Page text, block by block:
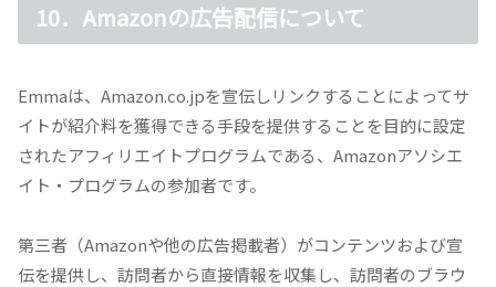
10．Amazonの広告配信について
Emmaは、Amazon.co.jpを宣伝しリンクすることによってサ
イトが紹介料を獲得できる手段を提供することを目的に設定
されたアフィリエイトプログラムである、Amazonアソシエ
イト・プログラムの参加者です。
第三者（Amazonや他の広告掲載者）がコンテンツおよび宣
伝を提供し、訪問者から直接情報を収集し、訪問者のブラウ